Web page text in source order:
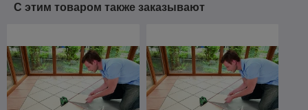
С этим товаром также заказывают